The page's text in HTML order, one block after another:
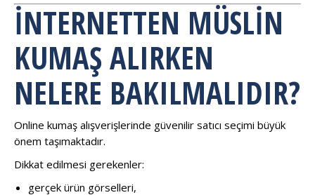
İNTERNETTEN MÜSLIN
KUMAŞ ALIRKEN
NELERE BAKILMALIDIR?
Online kumaş alışverişlerinde güvenilir satıcı seçimi büyük
önem taşımaktadır.
Dikkat edilmesi gerekenler:
gerçek ürün görselleri,